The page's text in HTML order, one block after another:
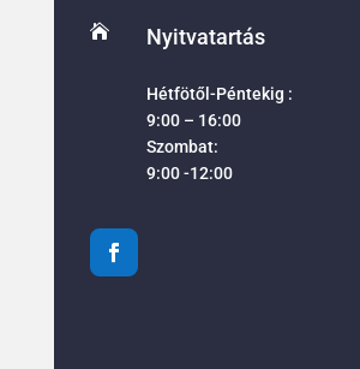
 Nyitvatartás
Hétfötől-Péntekig :
9:00 – 16:00
Szombat:
9:00 -12:00